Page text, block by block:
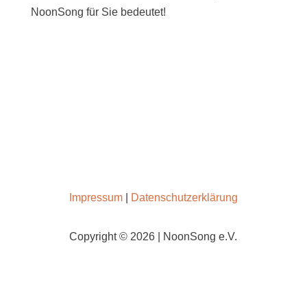
NoonSong für Sie bedeutet!
Impressum| Datenschutzerklärung
Copyright © 2026 | NoonSong e.V.